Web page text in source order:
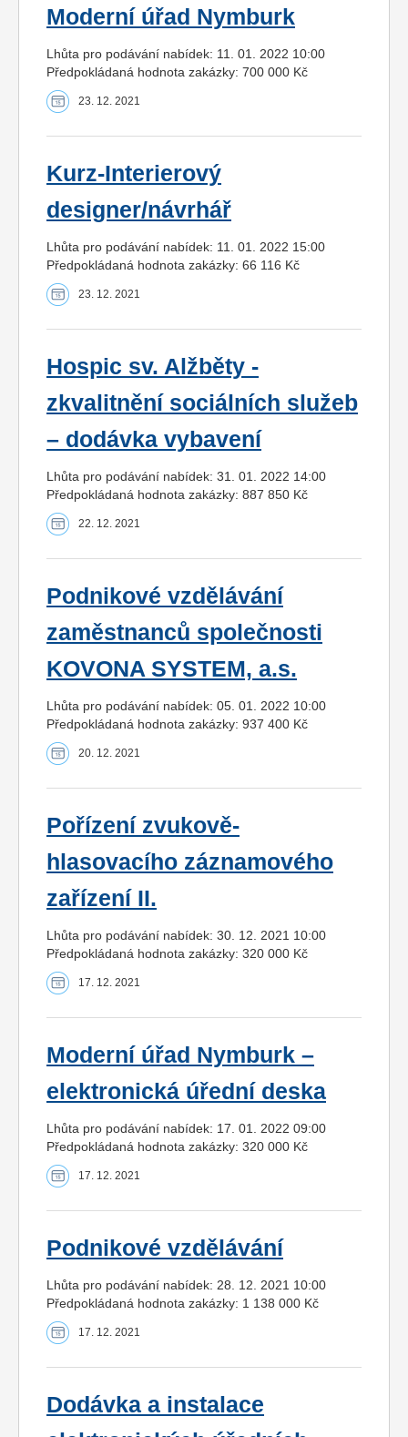
Moderní úřad Nymburk
Lhůta pro podávání nabídek: 11. 01. 2022 10:00
Předpokládaná hodnota zakázky: 700 000 Kč
23. 12. 2021
Kurz-Interierový
designer/návrhář
Lhůta pro podávání nabídek: 11. 01. 2022 15:00
Předpokládaná hodnota zakázky: 66 116 Kč
23. 12. 2021
Hospic sv. Alžběty -
zkvalitnění sociálních služeb
– dodávka vybavení
Lhůta pro podávání nabídek: 31. 01. 2022 14:00
Předpokládaná hodnota zakázky: 887 850 Kč
22. 12. 2021
Podnikové vzdělávání
zaměstnanců společnosti
KOVONA SYSTEM, a.s.
Lhůta pro podávání nabídek: 05. 01. 2022 10:00
Předpokládaná hodnota zakázky: 937 400 Kč
20. 12. 2021
Pořízení zvukově-
hlasovacího záznamového
zařízení II.
Lhůta pro podávání nabídek: 30. 12. 2021 10:00
Předpokládaná hodnota zakázky: 320 000 Kč
17. 12. 2021
Moderní úřad Nymburk –
elektronická úřední deska
Lhůta pro podávání nabídek: 17. 01. 2022 09:00
Předpokládaná hodnota zakázky: 320 000 Kč
17. 12. 2021
Podnikové vzdělávání
Lhůta pro podávání nabídek: 28. 12. 2021 10:00
Předpokládaná hodnota zakázky: 1 138 000 Kč
17. 12. 2021
Dodávka a instalace